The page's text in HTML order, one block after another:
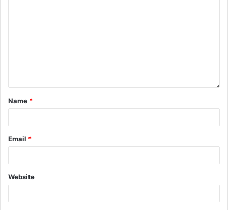
Name *
Email *
Website